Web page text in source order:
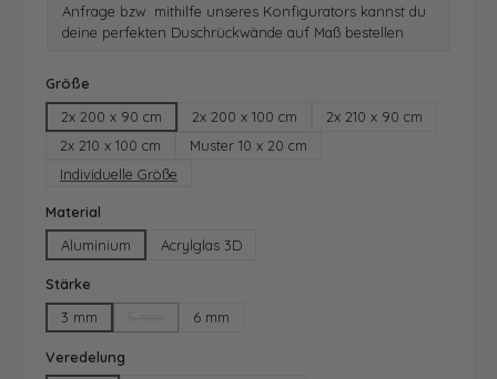
Anfrage bzw. mithilfe unseres Konfigurators kannst du
deine perfekten Duschrückwände auf Maß bestellen
Größe
2x 200 x 90 cm
2x 200 x 100 cm
2x 210 x 90 cm
2x 210 x 100 cm
Muster 10 x 20 cm
Individuelle Größe
Material
Aluminium
Acrylglas 3D
Stärke
3 mm
(Diese Option ist zurzeit nicht verfügbar.)
6 mm
Veredelung